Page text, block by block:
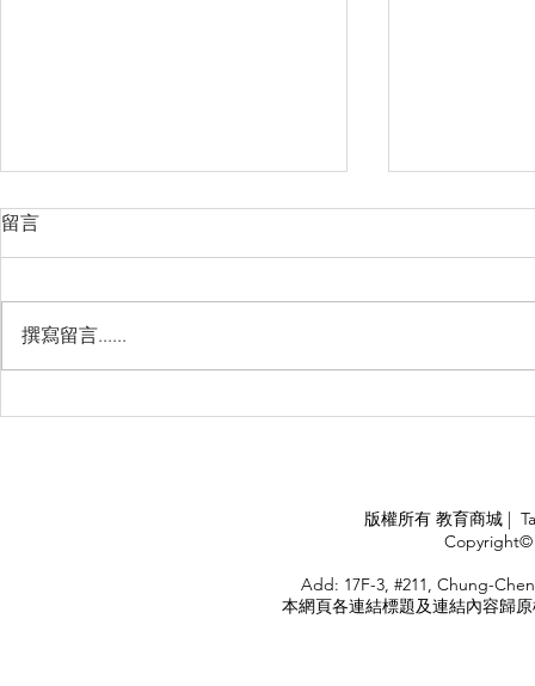
留言
撰寫留言......
版權所有 教育商城 |
Copyright©
Add: 17F-3, #211, Chung-
本網頁各連結標題及連結內容歸